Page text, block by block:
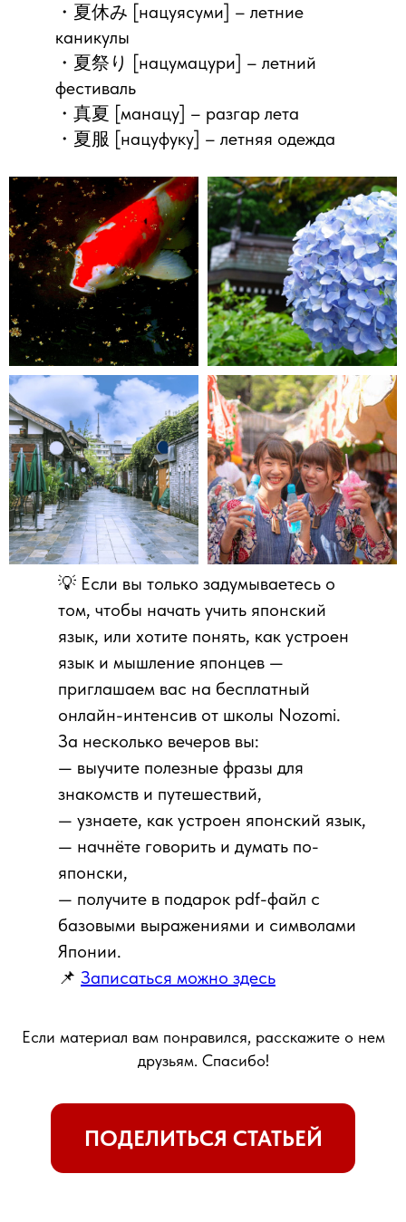
・夏休み [нацуясуми] – летние
каникулы
・夏祭り [нацумацури] – летний
фестиваль
・真夏 [манацу] – разгар лета
・夏服 [нацуфуку] – летняя одежда
💡 Если вы только задумываетесь о
том, чтобы начать учить японский
язык, или хотите понять, как устроен
язык и мышление японцев —
приглашаем вас на бесплатный
онлайн-интенсив от школы Nozomi.
За несколько вечеров вы:
— выучите полезные фразы для
знакомств и путешествий,
— узнаете, как устроен японский язык,
— начнёте говорить и думать по-
японски,
— получите в подарок pdf-файл с
базовыми выражениями и символами
Японии.
📌 Записаться можно здесь
Если материал вам понравился, расскажите о нем
друзьям. Спасибо!
ПОДЕЛИТЬСЯ СТАТЬЕЙ
ЯПОНСКИЙ СТАРТ
СМОТРЕТЬ СЕЙЧАС